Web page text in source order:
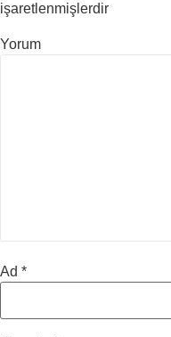
işaretlenmişlerdir
Yorum
Ad *